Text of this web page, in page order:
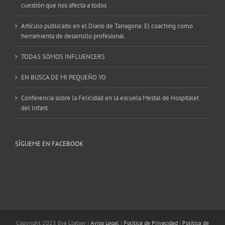
cuestión que nos afecta a todos
Artículo publicado en el Diario de Tarragona: El coaching como
herramienta de desarrollo profesional.
TODAS SOMOS INFLUENCERS
EN BUSCA DE MI PEQUEÑO YO
Conferencia sobre la Felicidad en la escuela Mestal de Hospitalet
del Infant
SÍGUEME EN FACEBOOK
Copyright 2023 Eva Llatser | Aviso Legal | Política de Privacidad | Política de